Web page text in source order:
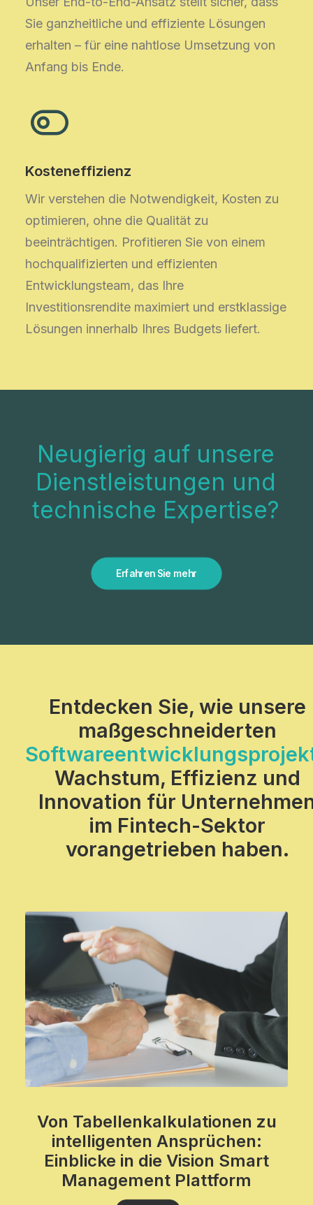
Sie ganzheitliche und effiziente Lösungen
erhalten – für eine nahtlose Umsetzung von
Anfang bis Ende.
Kosteneffizienz
Wir verstehen die Notwendigkeit, Kosten zu
optimieren, ohne die Qualität zu
beeinträchtigen. Profitieren Sie von einem
hochqualifizierten und effizienten
Entwicklungsteam, das Ihre
Investitionsrendite maximiert und erstklassige
Lösungen innerhalb Ihres Budgets liefert.
Neugierig auf unsere
Dienstleistungen und
technische Expertise?
Erfahren Sie mehr
Entdecken Sie, wie unsere
maßgeschneiderten
Wachstum, Effizienz und
Innovation für
im Fintech-Sektor
vorangetrieben haben.
Von Tabellenkalkulationen zu
intelligenten Ansprüchen:
Einblicke in die Vision Smart
Management Plattform